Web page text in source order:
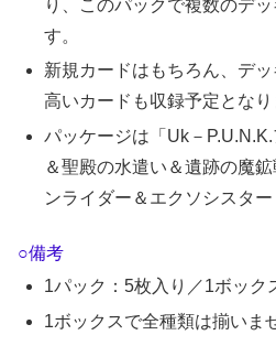
り、このパックで複数のデ
す。
新規カードはもちろん、デ
高いカードも収録予定となり
パッケージは「Uk－
＆聖殿の水遣い＆遺跡の魔
ンライダー＆エクソシスター
○備考
1パック：5枚入り／1ボック
1ボックスで全種類は揃いま